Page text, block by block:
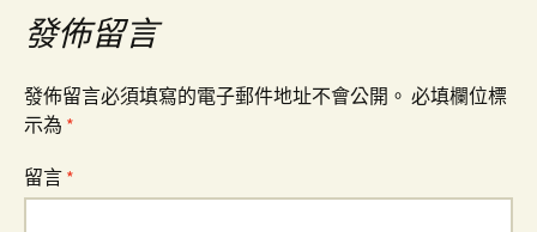
覽發佈留言
發佈留言必須填寫的電子郵件地址不會公開。 必填欄位標
示為 *
留言 *